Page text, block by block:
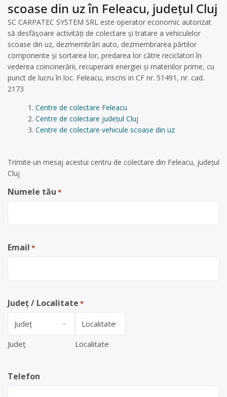
scoase din uz în Feleacu, județul Cluj
SC CARPATEC SYSTEM SRL este operator economic autorizat
să desfăşoare activităţi de colectare şi tratare a vehiculelor
scoase din uz, dezmembrări auto, dezmembrarea părtilor
componente și sortarea lor, predarea lor către reciclatori în
vederea coincinerării, recuperarii energiei și materiilor prime, cu
punct de lucru în loc. Feleacu, inscris in CF nr. 51491, nr. cad.
2173
Centre de colectare Feleacu
Centre de colectare județul Cluj
Centre de colectare vehicule scoase din uz
Trimite un mesaj acestui centru de colectare din Feleacu, județul
Cluj
Numele tău *
Email *
Județ / Localitate *
Județ Localitate
Telefon